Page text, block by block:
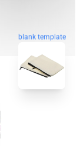
blank template